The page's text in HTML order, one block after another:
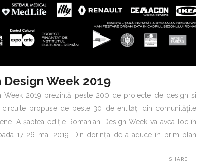
Design Week 2019
Week 2019 prezintă peste 200 de proiecte de design și
circuite propuse de peste 30 de entități din comunitățile
A șaptea ediție Romanian Design Week va avea loc în
17-26 mai 2019. Din dorința de a aduce în prim plan
SHARE